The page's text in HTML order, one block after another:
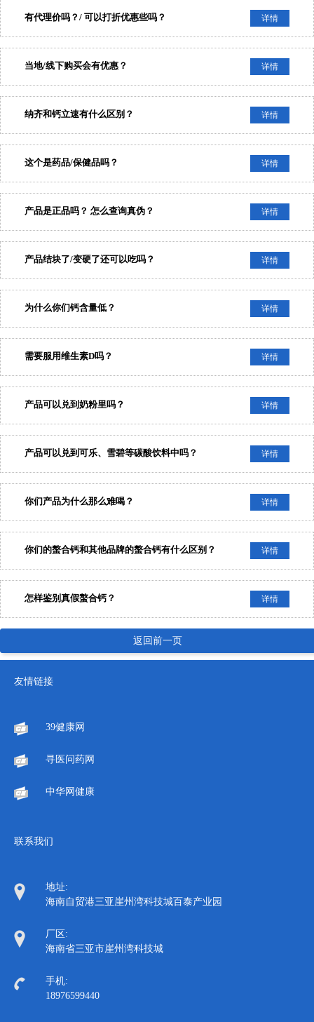
有代理价吗？/ 可以打折优惠些吗？ 详情
当地/线下购买会有优惠？ 详情
纳齐和钙立速有什么区别？ 详情
这个是药品/保健品吗？ 详情
产品是正品吗？ 怎么查询真伪？ 详情
产品结块了/变硬了还可以吃吗？ 详情
为什么你们钙含量低？ 详情
需要服用维生素D吗？ 详情
产品可以兑到奶粉里吗？ 详情
产品可以兑到可乐、雪碧等碳酸饮料中吗？ 详情
你们产品为什么那么难喝？ 详情
你们的螯合钙和其他品牌的螯合钙有什么区别？ 详情
怎样鉴别真假螯合钙？ 详情
返回前一页
友情链接
39健康网
寻医问药网
中华网健康
联系我们
地址:
海南自贸港三亚崖州湾科技城百泰产业园
厂区:
海南省三亚市崖州湾科技城
手机:
18976599440